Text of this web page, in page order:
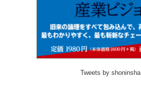
Tweets by shoninsha